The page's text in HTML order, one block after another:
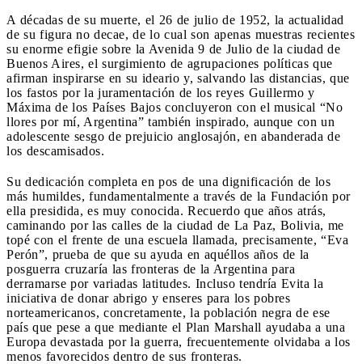
A décadas de su muerte, el 26 de julio de 1952, la actualidad
de su figura no decae, de lo cual son apenas muestras recientes
su enorme efigie sobre la Avenida 9 de Julio de la ciudad de
Buenos Aires, el surgimiento de agrupaciones políticas que
afirman inspirarse en su ideario y, salvando las distancias, que
los fastos por la juramentación de los reyes Guillermo y
Máxima de los Países Bajos concluyeron con el musical “No
llores por mí, Argentina” también inspirado, aunque con un
adolescente sesgo de prejuicio anglosajón, en abanderada de
los descamisados.
Su dedicación completa en pos de una dignificación de los
más humildes, fundamentalmente a través de la Fundación por
ella presidida, es muy conocida. Recuerdo que años atrás,
caminando por las calles de la ciudad de La Paz, Bolivia, me
topé con el frente de una escuela llamada, precisamente, “Eva
Perón”, prueba de que su ayuda en aquéllos años de la
posguerra cruzaría las fronteras de la Argentina para
derramarse por variadas latitudes. Incluso tendría Evita la
iniciativa de donar abrigo y enseres para los pobres
norteamericanos, concretamente, la población negra de ese
país que pese a que mediante el Plan Marshall ayudaba a una
Europa devastada por la guerra, frecuentemente olvidaba a los
menos favorecidos dentro de sus fronteras.